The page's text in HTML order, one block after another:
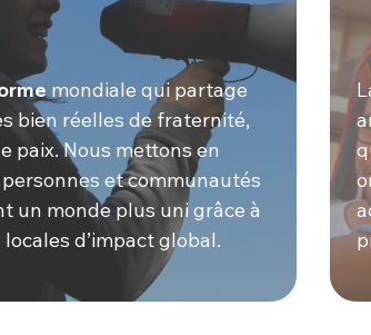
mondiale qui partage
bien réelles de fraternité,
paix. Nous mettons en
et communautés
un monde plus uni grâce à
d’impact global.